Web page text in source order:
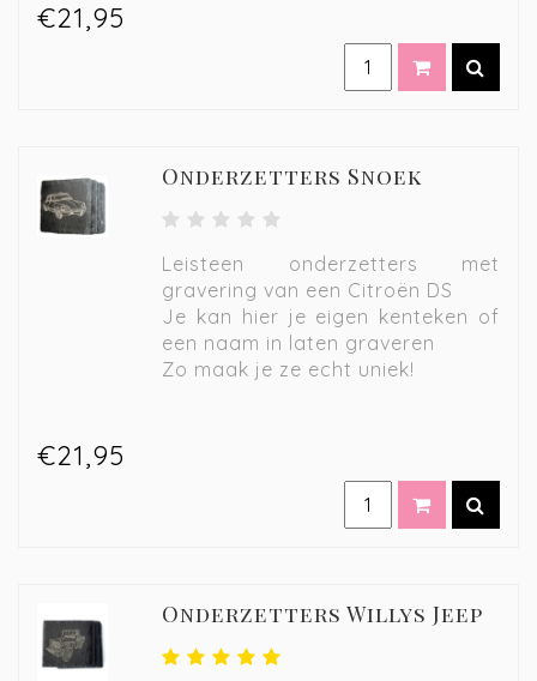
€21,95
Onderzetters Snoek
Leisteen onderzetters met
gravering van een Citroën DS
Je kan hier je eigen kenteken of
een naam in laten graveren
Zo maak je ze echt uniek!
€21,95
Onderzetters Willys Jeep